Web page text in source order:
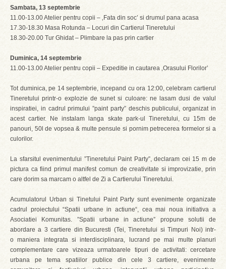
Sambata, 13 septembrie
11.00-13.00 Atelier pentru copii – ‚Fata din soc’ si drumul pana acasa
17.30-18.30 Masa Rotunda – Locuri din Cartierul Tineretului
18.30-20.00 Tur Ghidat – Plimbare la pas prin cartier
Duminica, 14 septembrie
11.00-13.00 Atelier pentru copii – Expeditie in cautarea ‚Orasului Florilor’
Tot duminica, pe 14 septembrie, incepand cu ora 12:00, celebram cartierul
Tineretului printr-o explozie de sunet si culoare: ne lasam dusi de valul
inspiratiei, in cadrul primului ”paint party” deschis publicului, organizat in
acest cartier. Ne instalam langa skate park-ul Tineretului, cu 15m de
panouri, 50l de vopsea & multe pensule si pornim petrecerea formelor si a
culorilor.
La sfarsitul evenimentului ”Tineretului Paint Party”, declaram cei 15 m de
pictura ca fiind primul manifest comun de creativitate si improvizatie, prin
care dorim sa marcam o altfel de Zi a Cartierului Tineretului.
Acumulatorul Urban si Tinetului Paint Party sunt evenimente organizate
cadrul proiectului “Spatii urbane in actiune“, cea mai noua initiativa a
Asociatiei Komunitas. ”Spatii urbane in actiune” propune solutii de
abordare a 3 cartiere din Bucuresti (Tei, Tineretului si Timpuri Noi) intr-
o maniera integrata si interdisciplinara, lucrand pe mai multe planuri
complementare care vizeaza urmatoarele tipuri de activitati: cercetare
urbana pe tema spatiilor publice din cele 3 cartiere, evenimente